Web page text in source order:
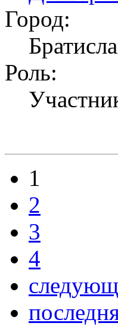
Город:
Роль:
Страницы
1
2
3
4